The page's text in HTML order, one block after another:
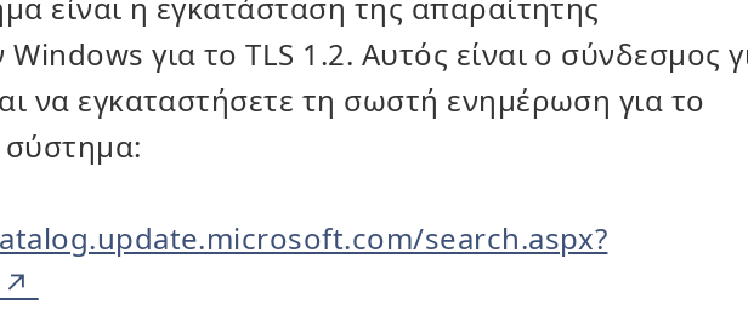
για το TLS 1.2. Αυτός είναι ο σύνδεσμος
να εγκαταστήσετε τη σωστή ενημέρωση για το
σύστημα:
search.aspx?